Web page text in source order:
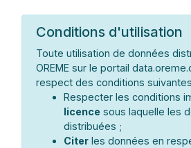
Conditions d'utilisation
Toute utilisation de données
OREME sur le portail
respect des conditions
Respecter les conditions
licence sous laquelle les
distribuées ;
Citer les données en